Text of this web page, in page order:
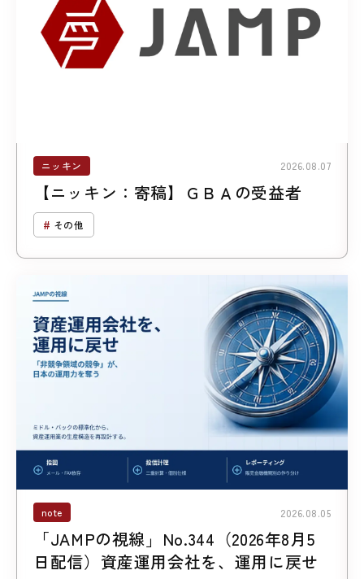
ニッキン 2026.08.07
【ニッキン：寄稿】ＧＢＡの受益者
その他
note 2026.08.05
「JAMPの視線」No.344（2026年8月5
日配信）資産運用会社を、運用に戻せ